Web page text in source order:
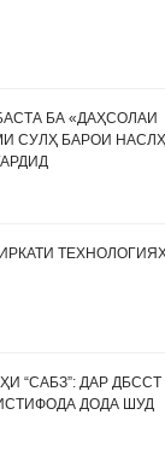
БА «ДАҲСОЛАИ
СУЛҲ БАРОИ
“САБЗ”: ДАР ДБССТ
ДОДА ШУД